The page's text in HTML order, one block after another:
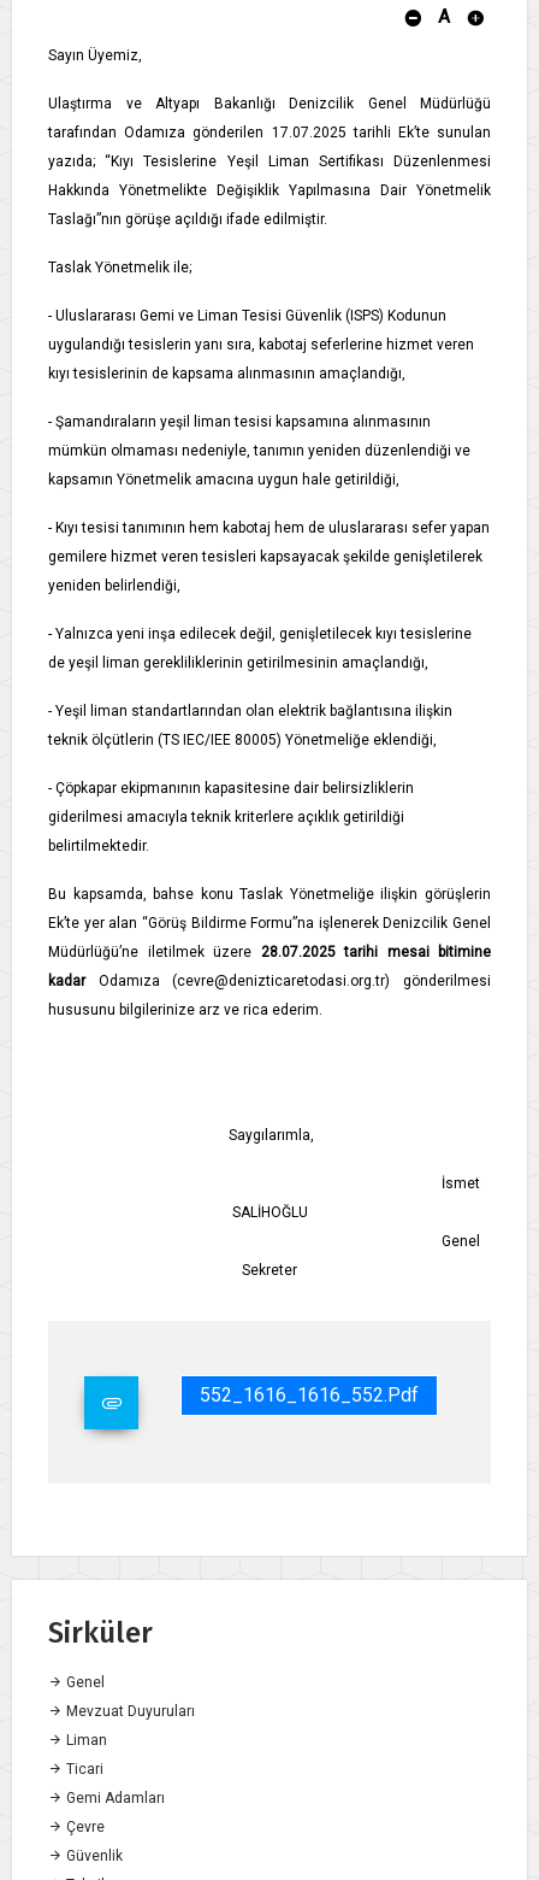
A
Sayın Üyemiz,
Ulaştırma ve Altyapı Bakanlığı Denizcilik Genel Müdürlüğü
tarafından Odamıza gönderilen 17.07.2025 tarihli Ek’te sunulan
yazıda; “Kıyı Tesislerine Yeşil Liman Sertifikası Düzenlenmesi
Hakkında Yönetmelikte Değişiklik Yapılmasına Dair Yönetmelik
Taslağı”nın görüşe açıldığı ifade edilmiştir.
Taslak Yönetmelik ile;
- Uluslararası Gemi ve Liman Tesisi Güvenlik (ISPS) Kodunun
uygulandığı tesislerin yanı sıra, kabotaj seferlerine hizmet veren
kıyı tesislerinin de kapsama alınmasının amaçlandığı,
- Şamandıraların yeşil liman tesisi kapsamına alınmasının
mümkün olmaması nedeniyle, tanımın yeniden düzenlendiği ve
kapsamın Yönetmelik amacına uygun hale getirildiği,
- Kıyı tesisi tanımının hem kabotaj hem de uluslararası sefer yapan
gemilere hizmet veren tesisleri kapsayacak şekilde genişletilerek
yeniden belirlendiği,
- Yalnızca yeni inşa edilecek değil, genişletilecek kıyı tesislerine
de yeşil liman gerekliliklerinin getirilmesinin amaçlandığı,
- Yeşil liman standartlarından olan elektrik bağlantısına ilişkin
teknik ölçütlerin (TS IEC/IEE 80005) Yönetmeliğe eklendiği,
- Çöpkapar ekipmanının kapasitesine dair belirsizliklerin
giderilmesi amacıyla teknik kriterlere açıklık getirildiği
belirtilmektedir.
Bu kapsamda, bahse konu Taslak Yönetmeliğe ilişkin görüşlerin
Ek’te yer alan “Görüş Bildirme Formu”na işlenerek Denizcilik Genel
Müdürlüğü’ne iletilmek üzere 28.07.2025 tarihi mesai bitimine
kadarOdamıza (cevre@denizticaretodasi.org.tr) gönderilmesi
hususunu bilgilerinize arz ve rica ederim.
Saygılarımla,
İsmet
SALİHOĞLU
Genel
Sekreter
552_1616_1616_552.pdf
Sirküler
Genel
Mevzuat Duyuruları
Liman
Ticari
Gemi Adamları
Çevre
Güvenlik